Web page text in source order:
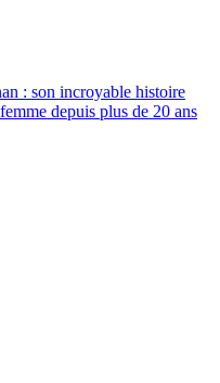
: son incroyable histoire
depuis plus de 20 ans